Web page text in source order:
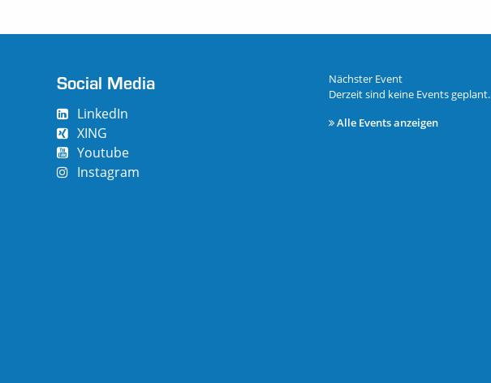
Social Media
LinkedIn
XING
Youtube
Instagram
Nächster Event
Derzeit sind keine Events geplant.
Alle Events anzeigen